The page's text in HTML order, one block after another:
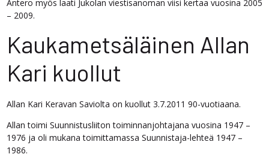
Antero myös laati Jukolan viestisanoman viisi kertaa vuosina 2005
– 2009.
Kaukametsäläinen Allan
Kari kuollut
Allan Kari Keravan Saviolta on kuollut 3.7.2011 90-vuotiaana.
Allan toimi Suunnistusliiton toiminnanjohtajana vuosina 1947 –
1976 ja oli mukana toimittamassa Suunnistaja-lehteä 1947 –
1986.